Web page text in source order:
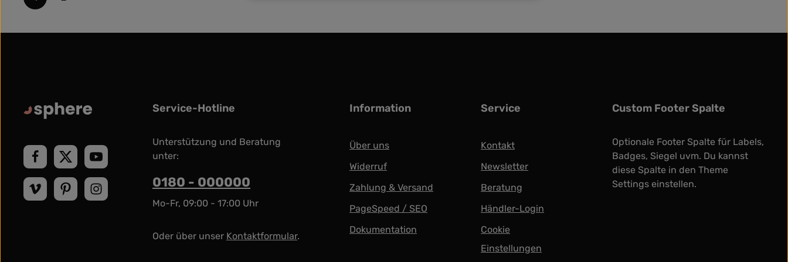
Seite Seite
Service-Hotline
Unterstützung und Beratung
unter:
0180 - 000000
Mo-Fr, 09:00 - 17:00 Uhr
Oder über unser Kontaktformular.
Information
Über uns
Widerruf
Zahlung & Versand
PageSpeed / SEO
Dokumentation
Service
Kontakt
Newsletter
Beratung
Händler-Login
Cookie
Einstellungen
Custom Footer Spalte
Optionale Footer Spalte für Labels,
Badges, Siegel uvm. Du kannst
diese Spalte in den Theme
Settings einstellen.